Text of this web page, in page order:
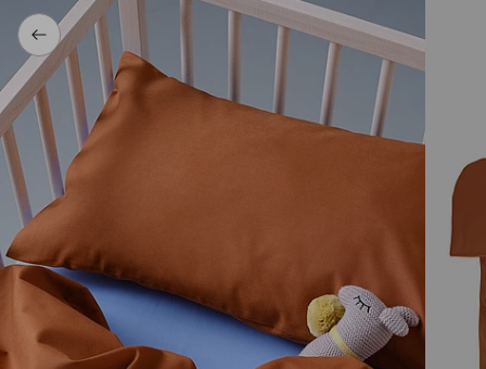
Produkten
gehen
Zurück